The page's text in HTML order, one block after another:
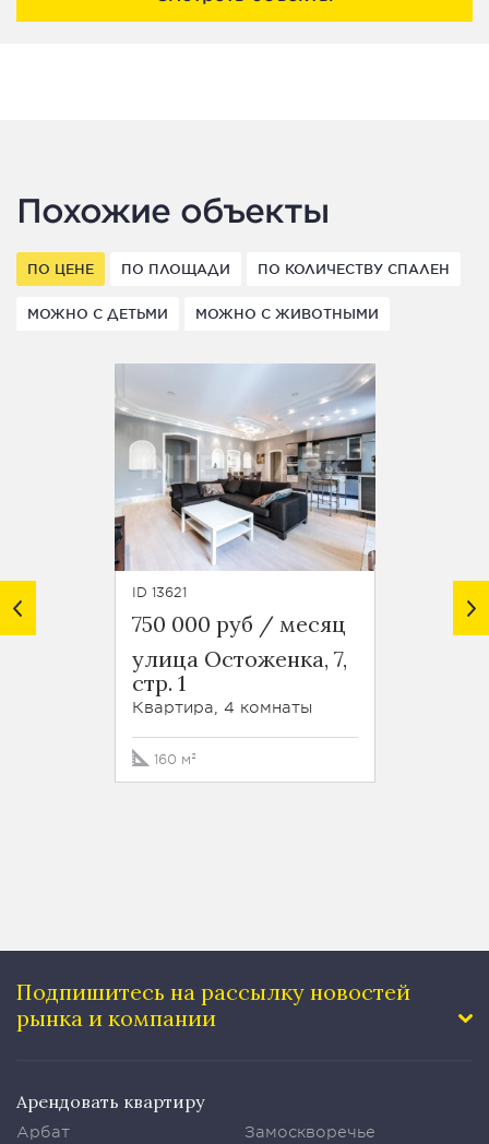
Похожие объекты
ПО ЦЕНЕ ПО ПЛОЩАДИ ПО КОЛИЧЕСТВУ СПАЛЕН
МОЖНО С ДЕТЬМИ МОЖНО С ЖИВОТНЫМИ
ID 13621
750 000 руб / месяц
улица Остоженка, 7,
стр. 1
Квартира, 4 комнаты
160 м²
651
Подпишитесь на рассылку новостей
рынка и компании
Арендовать квартиру
Арбат
Замоскворечье